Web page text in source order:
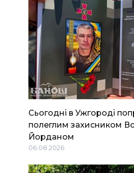
Сьогодні в Ужгороді
полеглим захисником
Йорданом
06.08.2026